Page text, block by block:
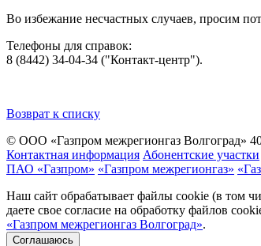
Во избежание несчастных случаев, просим
Телефоны для справок:
8 (8442) 34-04-34 ("Контакт-центр").
Возврат к списку
© ООО «Газпром межрегионгаз Волгоград»
Контактная информация Абонентские участки
ПАО «Газпром» «Газпром межрегионгаз»
Наш сайт обрабатывает файлы cookie (в том
даете свое согласие на обработку файлов
«Газпром межрегионгаз Волгоград».
Соглашаюсь